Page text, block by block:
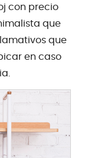
con precio
que
que
en caso